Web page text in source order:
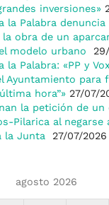
inversiones»
la Palabra
obra de un
modelo urbano
la Palabra: «PP y
Ayuntamiento para
hora”» 27/07/
la petición de
Pilarica al negarse
la Junta
27/07/2026
agosto 2026